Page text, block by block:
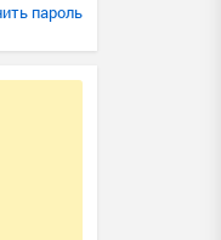
пароль